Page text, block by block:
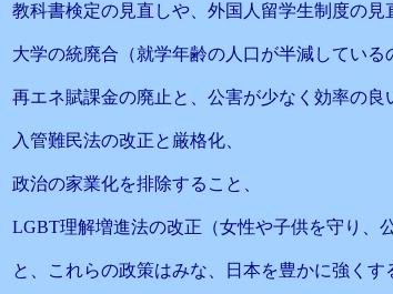
教科書検定の見直しや、外国人留学生制度の
大学の統廃合（就学年齢の人口が半減してい
再エネ賦課金の廃止と、公害が少なく効率の良
入管難民法の改正と厳格化、
政治の家業化を排除すること、
LGBT理解増進法の改正（女性や子供を守り、
と、これらの政策はみな、日本を豊かに強くす